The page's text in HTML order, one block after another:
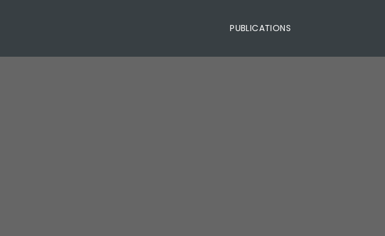
PUBLICATIONS